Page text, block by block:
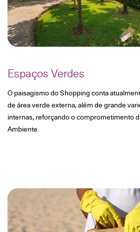
Espaços Verdes
O paisagismo do Shopping conta
de área verde externa, além de grande
internas, reforçando o comprometimento
Ambiente.